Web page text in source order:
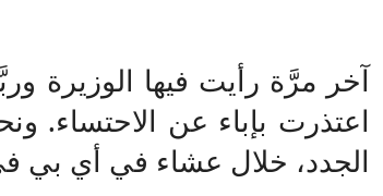
آخر مرَّة رأيت فيها الوزيرة
اعتذرت بإباء عن الاحتساء.
الجدد، خلال عشاء في أي بي